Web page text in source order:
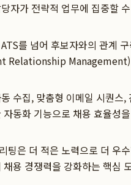
자가 전략적 업무에 집중할
를 넘어 후보자와의 관계
Relationship Management)
수집, 맞춤형 이메일 시퀀스,
자동화 기능으로 채용 효율성
팅은 더 적은 노력으로 더 우
용 경쟁력을 강화하는 핵심